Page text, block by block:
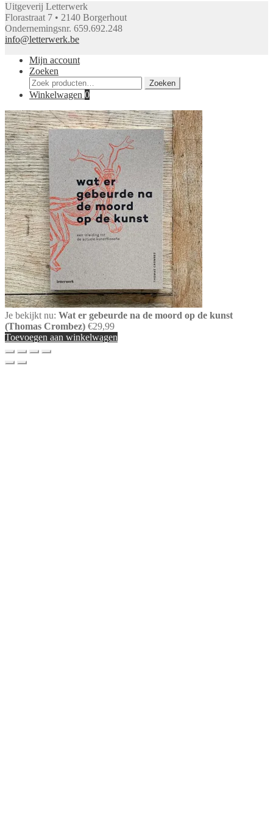
Uitgeverij Letterwerk
Florastraat 7 • 2140 Borgerhout
Ondernemingsnr. 659.692.248
info@letterwerk.be
Mijn account
Zoeken
Zoeken
naar:
Zoeken
Winkelwagen 0
Je bekijkt nu: Wat er gebeurde na de moord op de kunst
(Thomas Crombez) €29,99
Toevoegen aan winkelwagen